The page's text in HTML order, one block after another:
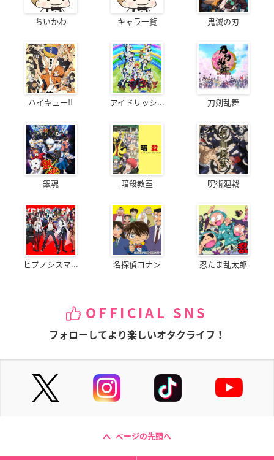
ちいかわ キャラ一覧 鬼滅の刃
ハイキュー!! アイドリッシ... 刀剣乱舞
銀魂 暗殺教室 呪術廻戦
ヒプノシスマ... 名探偵コナン 忍たま乱太郎
OFFICIAL SNS
フォローしてより楽しいオタクライフ！
ページの先頭へ